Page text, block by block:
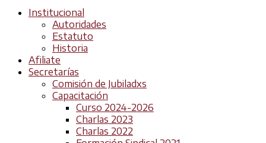
Institucional
Autoridades
Estatuto
Historia
Afiliate
Secretarías
Comisión de Jubiladxs
Capacitación
Curso 2024-2026
Charlas 2023
Charlas 2022